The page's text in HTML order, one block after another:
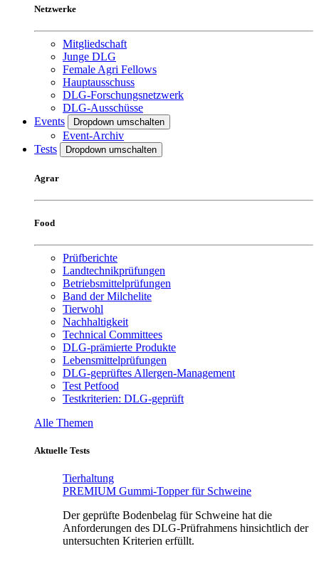
Netzwerke
Mitgliedschaft
Junge DLG
Female Agri Fellows
Hauptausschuss
DLG-Forschungsnetzwerk
DLG-Ausschüsse
Events
Dropdown umschalten
Event-Archiv
Tests
Dropdown umschalten
Agrar
Food
Prüfberichte
Landtechnikprüfungen
Betriebsmittelprüfungen
Band der Milchelite
Tierwohl
Nachhaltigkeit
Technical Committees
DLG-prämierte Produkte
Lebensmittelprüfungen
DLG-geprüftes Allergen-Management
Test Petfood
Testkriterien: DLG-geprüft
Alle Themen
Aktuelle Tests
Tierhaltung
PREMIUM Gummi-Topper für Schweine
Der geprüfte Bodenbelag für Schweine hat die
Anforderungen des DLG-Prüfrahmens hinsichtlich der
untersuchten Kriterien erfüllt.